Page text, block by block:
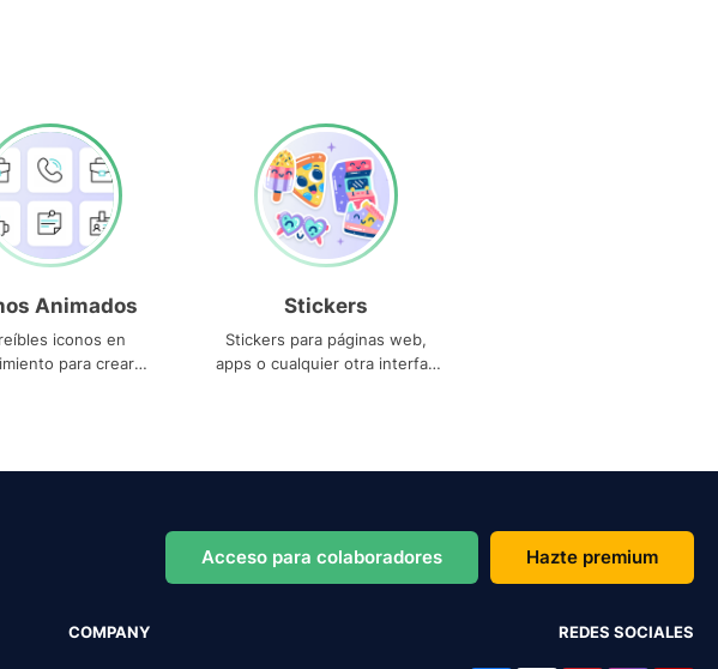
Animados
iconos en
para crear
Stickers
Stickers para páginas web,
apps o cualquier otra interfaz
Acceso para colaboradores Hazte premium
COMPANY REDES SOCIALES